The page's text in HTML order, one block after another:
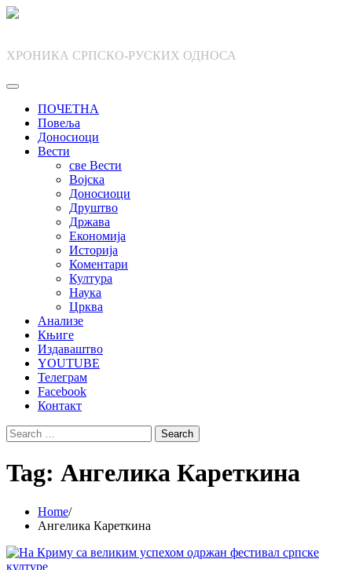
Skip
ХРОНИКА СРПСКО-РУСКИХ ОДНОСА
ПОЧЕТНА
Повеља
Доносиоци
Вести
све Вести
Војска
Доносиоци
Друштво
Држава
Економија
Историја
Коментари
Култура
Наука
Црква
Анализе
Књиге
Издаваштво
YOUTUBE
Телеграм
Facebook
Контакт
Search
for:
Tag: Ангелика Кареткина
Home
Ангелика Кареткина